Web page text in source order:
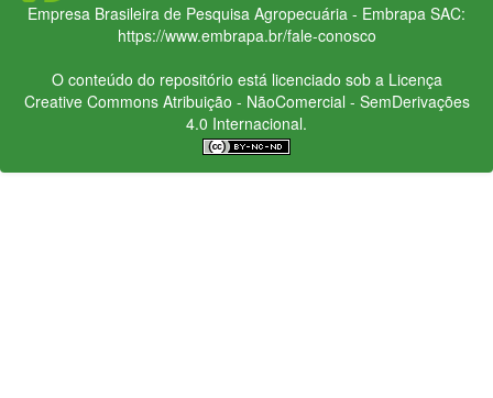
Empresa Brasileira de Pesquisa Agropecuária - Embrapa SAC:
https://www.embrapa.br/fale-conosco
O conteúdo do repositório está licenciado sob a Licença
Creative CommonsAtribuição - NãoComercial - SemDerivações
4.0 Internacional.